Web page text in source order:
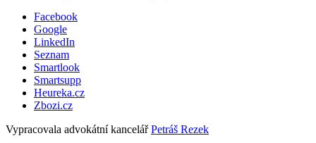
Facebook
Google
LinkedIn
Seznam
Smartlook
Smartsupp
Heureka.cz
Zbozi.cz
Vypracovala advokátní kancelářPetráš Rezek